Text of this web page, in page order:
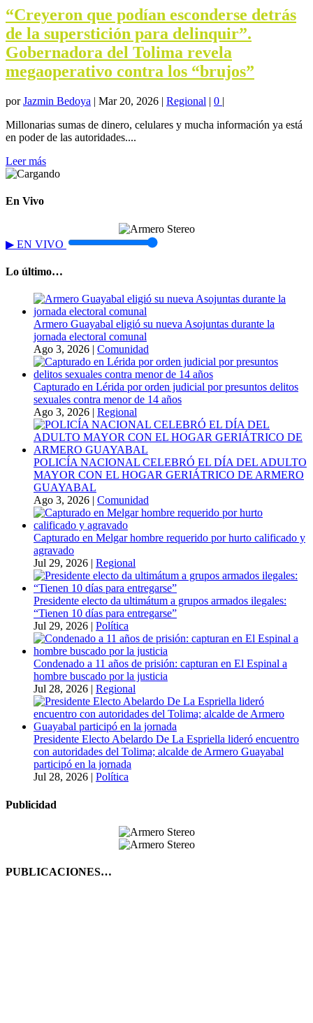
“Creyeron que podían esconderse detrás
de la superstición para delinquir”.
Gobernadora del Tolima revela
megaoperativo contra los “brujos”
porJazmin Bedoya | Mar 20, 2026 | Regional | 0 |
Millonarias sumas de dinero, celulares y mucha información ya está
en poder de las autoridades....
Leer más
En Vivo
▶ EN VIVO
Lo último…
Armero Guayabal eligió su nueva Asojuntas durante la
jornada electoral comunal
Ago 3, 2026 | Comunidad
Capturado en Lérida por orden judicial por presuntos delitos
sexuales contra menor de 14 años
Ago 3, 2026 | Regional
POLICÍA NACIONAL CELEBRÓ EL DÍA DEL ADULTO
MAYOR CON EL HOGAR GERIÁTRICO DE ARMERO
GUAYABAL
Ago 3, 2026 | Comunidad
Capturado en Melgar hombre requerido por hurto calificado y
agravado
Jul 29, 2026 | Regional
Presidente electo da ultimátum a grupos armados ilegales:
“Tienen 10 días para entregarse”
Jul 29, 2026 | Política
Condenado a 11 años de prisión: capturan en El Espinal a
hombre buscado por la justicia
Jul 28, 2026 | Regional
Presidente Electo Abelardo De La Espriella lideró encuentro
con autoridades del Tolima; alcalde de Armero Guayabal
participó en la jornada
Jul 28, 2026 | Política
Publicidad
PUBLICACIONES…